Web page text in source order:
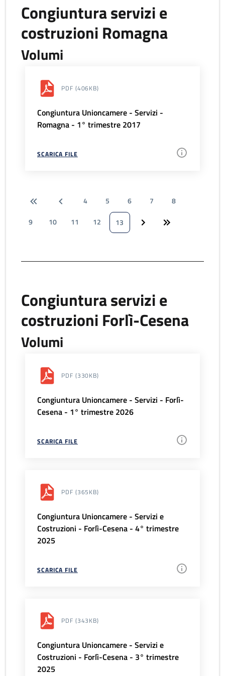
Congiuntura servizi e
costruzioni Romagna
Volumi
PDF (406KB)
Congiuntura Unioncamere - Servizi -
Romagna - 1° trimestre 2017
SCARICA FILE
4 5 6 7
8
9
10 11 12 13
Congiuntura servizi e
costruzioni Forlì-Cesena
Volumi
PDF (330KB)
Congiuntura Unioncamere - Servizi - Forlì-
Cesena - 1° trimestre 2026
SCARICA FILE
PDF (365KB)
Congiuntura Unioncamere - Servizi e
Costruzioni - Forlì-Cesena - 4° trimestre
2025
SCARICA FILE
PDF (343KB)
Congiuntura Unioncamere - Servizi e
Costruzioni - Forlì-Cesena - 3° trimestre
2025